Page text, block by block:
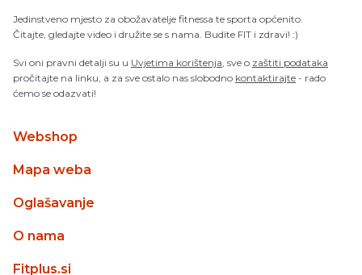
Jedinstveno mjesto za obožavatelje fitnessa te sporta općenito.
Čitajte, gledajte video i družite se s nama. Budite FIT i zdravi! :)
Svi oni pravni detalji su u Uvjetima korištenja , sve o zaštiti podataka
pročitajte na linku, a za sve ostalo nas slobodno kontaktirajte - rado
ćemo se odazvati!
Webshop
Mapa weba
Oglašavanje
O nama
Fitplus.si